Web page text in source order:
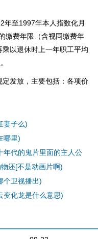
年至1997年本人指数化月
缴费年限（含视同缴费年
以退休时上一年职工平均
发放，主要包括：各项价
妻子么)
哪里)
年代的鬼片里面的主人公
还[不是动画片啊)
个卫视播出)
变化龙是什么意思)